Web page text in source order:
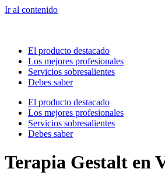
Ir al contenido
El producto destacado
Los mejores profesionales
Servicios sobresalientes
Debes saber
El producto destacado
Los mejores profesionales
Servicios sobresalientes
Debes saber
Terapia Gestalt en